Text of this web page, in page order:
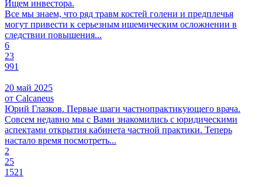
Ищем инвестора.
Все мы знаем, что ряд травм костей голени и предплечья
могут привести к серьезным ишемическим осложнении в
следствии повышения...
6
23
991
20 май 2025
от Calcaneus
Юрий Глазков. Первые шаги частнопрактикующего врача.
Совсем недавно мы с Вами знакомились с юридическими
аспектами открытия кабинета частной практики. Теперь
настало время посмотреть...
2
25
1521